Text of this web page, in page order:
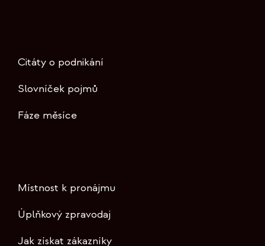
Citáty o podnikání
Slovníček pojmů
Fáze měsíce
Místnost k pronájmu
Úplňkový zpravodaj
Jak získat zákazníky